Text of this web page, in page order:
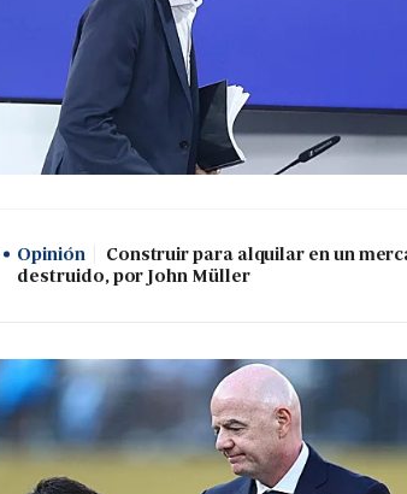
Opinión
Construir para alquilar en un
destruido, por John Müller